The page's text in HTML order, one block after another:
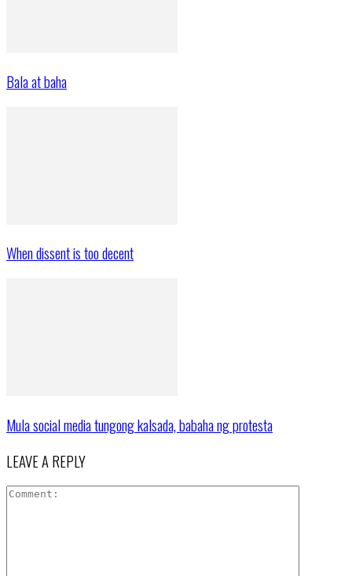
Bala at baha
When dissent is too decent
Mula social media tungong kalsada, babaha ng protesta
LEAVE A REPLY